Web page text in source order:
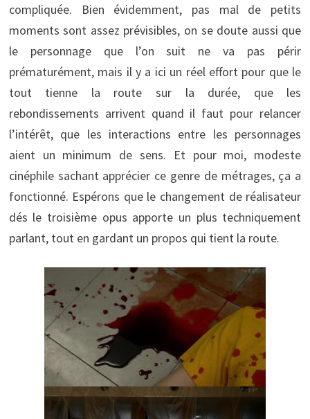
compliquée. Bien évidemment, pas mal de petits
moments sont assez prévisibles, on se doute aussi que
le personnage que l’on suit ne va pas périr
prématurément, mais il y a ici un réel effort pour que le
tout tienne la route sur la durée, que les
rebondissements arrivent quand il faut pour relancer
l’intérêt, que les interactions entre les personnages
aient un minimum de sens. Et pour moi, modeste
cinéphile sachant apprécier ce genre de métrages, ça a
fonctionné. Espérons que le changement de réalisateur
dés le troisième opus apporte un plus techniquement
parlant, tout en gardant un propos qui tient la route.